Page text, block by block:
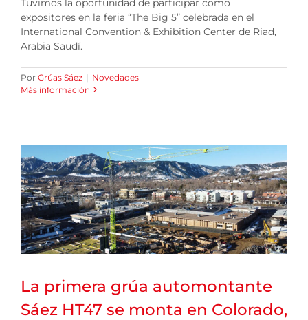
Tuvimos la oportunidad de participar como
expositores en la feria “The Big 5” celebrada en el
International Convention & Exhibition Center de Riad,
Arabia Saudí.
Por Grúas Sáez | Novedades
Más información
La primera grúa automontante
Sáez HT47 se monta en Colorado,